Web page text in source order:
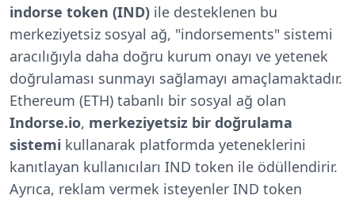
indorse token (IND) ile desteklenen bu
merkeziyetsiz sosyal ağ, "indorsements" sistemi
aracılığıyla daha doğru kurum onayı ve yetenek
doğrulaması sunmayı sağlamayı amaçlamaktadır.
Ethereum (ETH) tabanlı bir sosyal ağ olan
Indorse.io, merkeziyetsiz bir doğrulama
sistemi kullanarak platformda yeteneklerini
kanıtlayan kullanıcıları IND token ile ödüllendirir.
Ayrıca, reklam vermek isteyenler IND token